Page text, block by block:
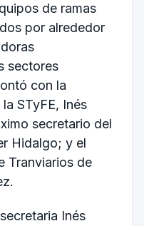
de ramas
por alrededor
sectores
con la
STyFE, Inés
secretario del
Hidalgo; y el
Tranviarios de
Inés